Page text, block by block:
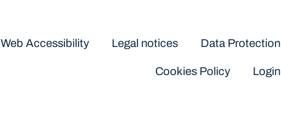
Web Accessibility Legal notices Data Protection
Cookies Policy Login